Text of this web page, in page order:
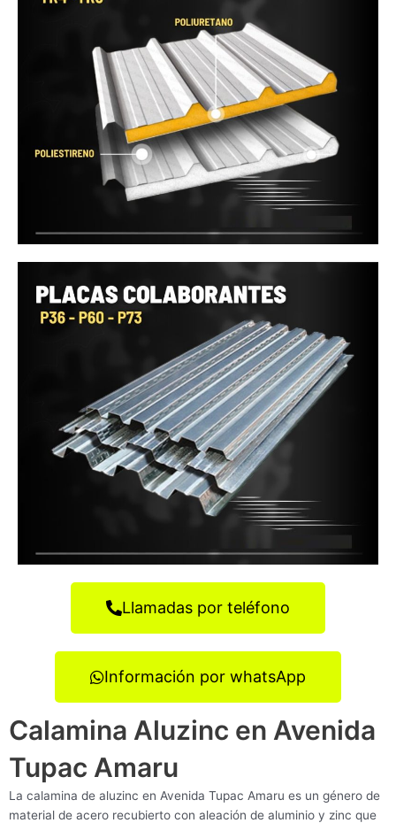
Llamadas por teléfono
Información por whatsApp
Calamina Aluzinc en Avenida
Tupac Amaru
La calamina de aluzinc en Avenida Tupac Amaru es un género de
material de acero recubierto con aleación de aluminio y zinc que